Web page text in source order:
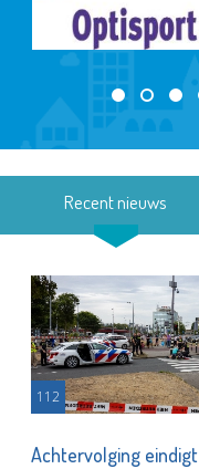
Recent nieuws
112
Achtervolging